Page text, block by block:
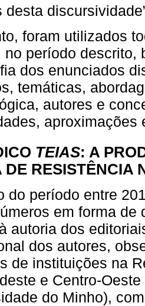
desta
foram utilizados
no período descrito,
dos enunciados
temáticas,
autores e
aproximações
TEIAS: A
DE RESISTÊNCIA
do período entre
em forma
autoria dos
dos autores,
de instituições na
e Centro-
do Minho),